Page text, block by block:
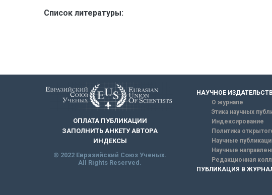
Список литературы:
ОПЛАТА ПУБЛИКАЦИИ
ЗАПОЛНИТЬ АНКЕТУ АВТОРА
ИНДЕКСЫ
© 2022 Евразийский Союз Ученых.
All Rights Reserved.
НАУЧНОЕ
О журнале
Этика научных
Индексирование
Политика
Научные
Научные
Редакционная
ПУБЛИКАЦИЯ В